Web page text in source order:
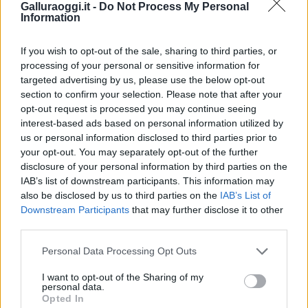
Galluraoggi.it - Do Not Process My Personal
Information
If you wish to opt-out of the sale, sharing to third parties, or
processing of your personal or sensitive information for
targeted advertising by us, please use the below opt-out
section to confirm your selection. Please note that after your
opt-out request is processed you may continue seeing
interest-based ads based on personal information utilized by
us or personal information disclosed to third parties prior to
your opt-out. You may separately opt-out of the further
disclosure of your personal information by third parties on the
IAB’s list of downstream participants. This information may
also be disclosed by us to third parties on the IAB’s List of
Downstream Participants that may further disclose it to other
Please note that this website/app uses one or more Google
not limited to your visit or usage behaviour. You may click to
grant or deny consent to Google and its third-party tags to
use your data for below specified purposes in below Google
Personal Data Processing Opt Outs
I want to opt-out of the Sharing of my
personal data.
Opted In
Calangianus, allarme sul centro accoglienza
Gallura, finti clienti svuotano le suite: furto da
50mila nel resort
Meteo Olbia 7 agosto, sole e caldo tornano
protagonisti
Test tunnel Olbia: rampe chiuse ancora fino a
fine agosto
Aggius conquista la classifica delle mete più